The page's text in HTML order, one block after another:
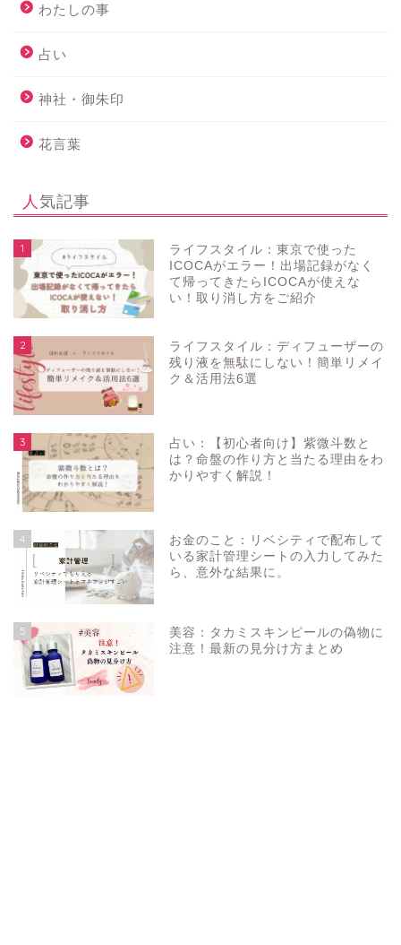
わたしの事
占い
神社・御朱印
花言葉
人気記事
1
ライフスタイル：東京で使った
ICOCAがエラー！出場記録がなく
て帰ってきたらICOCAが使えな
い！取り消し方をご紹介
2
ライフスタイル：ディフューザーの
残り液を無駄にしない！簡単リメイ
ク＆活用法6選
3
占い：【初心者向け】紫微斗数と
は？命盤の作り方と当たる理由をわ
かりやすく解説！
4
お金のこと：リベシティで配布して
いる家計管理シートの入力してみた
ら、意外な結果に。
5
美容：タカミスキンピールの偽物に
注意！最新の見分け方まとめ